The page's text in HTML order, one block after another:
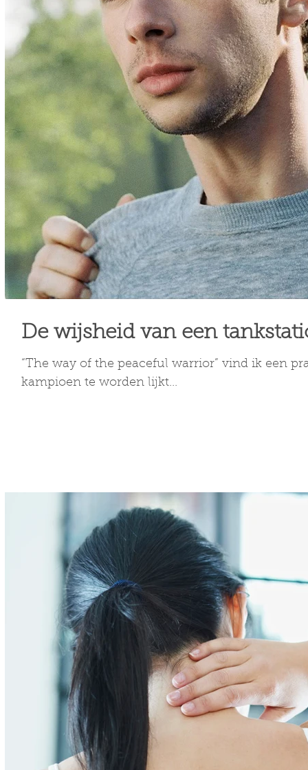
De wijsheid van een
“The way of the peaceful warrior” vind ik een
kampioen te worden lijkt...